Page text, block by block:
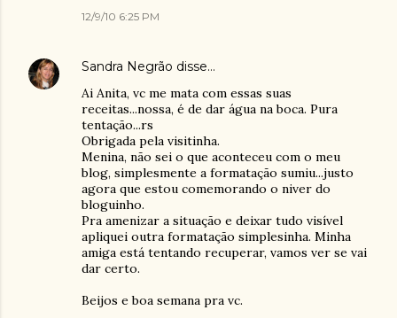
12/9/10 6:25 PM
Sandra Negrão disse…
Ai Anita, vc me mata com essas suas
receitas...nossa, é de dar água na boca. Pura
tentação...rs
Obrigada pela visitinha.
Menina, não sei o que aconteceu com o meu
blog, simplesmente a formatação sumiu...justo
agora que estou comemorando o niver do
bloguinho.
Pra amenizar a situação e deixar tudo visível
apliquei outra formatação simplesinha. Minha
amiga está tentando recuperar, vamos ver se vai
dar certo.
Beijos e boa semana pra vc.